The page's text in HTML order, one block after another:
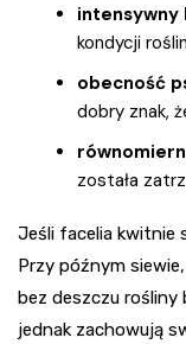
kondycji
obecność
dobry znak,
została
Jeśli facelia kwitnie
Przy późnym
bez deszczu rośliny
jednak zachowują